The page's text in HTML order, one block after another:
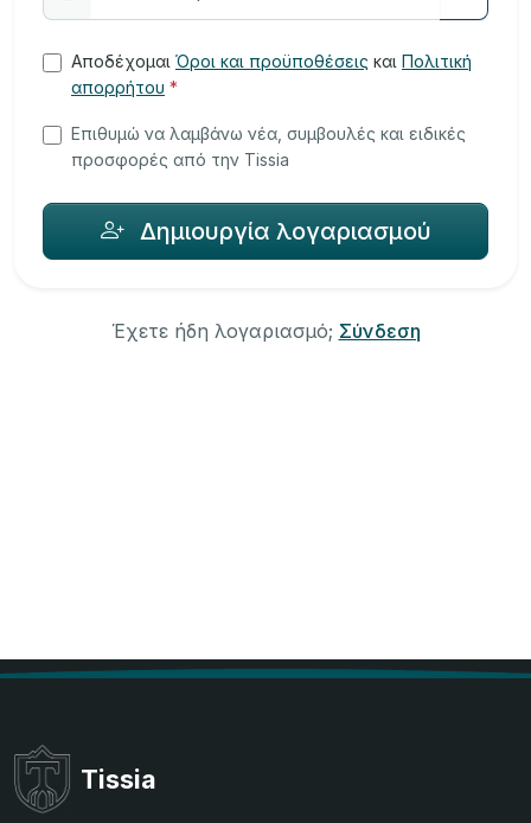
Αποδέχομαι Όροι και προϋποθέσεις και Πολιτική
απορρήτου *
Επιθυμώ να λαμβάνω νέα, συμβουλές και ειδικές
προσφορές από την Tissia
Δημιουργία λογαριασμού
Έχετε ήδη λογαριασμό; Σύνδεση
Tissia